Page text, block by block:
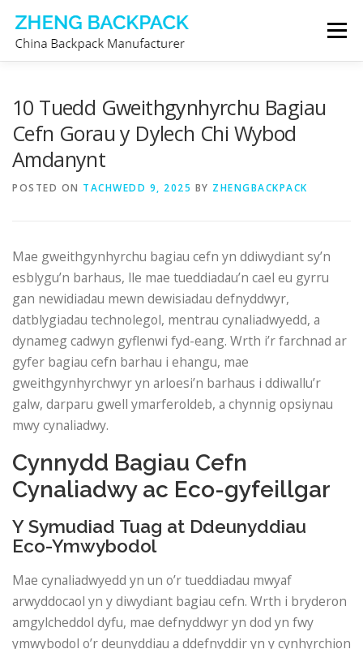
content
Menu
CYSYLLTWCH Â NI
10 Tuedd Gweithgynhyrchu Bagiau
Cefn Gorau y Dylech Chi Wybod
Amdanynt
POSTED ON TACHWEDD 9, 2025 BY ZHENGBACKPACK
Mae gweithgynhyrchu bagiau cefn yn ddiwydiant sy’n
esblygu’n barhaus, lle mae tueddiadau’n cael eu gyrru
gan newidiadau mewn dewisiadau defnyddwyr,
datblygiadau technolegol, mentrau cynaliadwyedd, a
dynameg cadwyn gyflenwi fyd-eang. Wrth i’r farchnad ar
gyfer bagiau cefn barhau i ehangu, mae
gweithgynhyrchwyr yn arloesi’n barhaus i ddiwallu’r
galw, darparu gwell ymarferoldeb, a chynnig opsiynau
mwy cynaliadwy.
Cynnydd Bagiau Cefn
Cynaliadwy ac Eco-gyfeillgar
Y Symudiad Tuag at Ddeunyddiau
Eco-Ymwybodol
Mae cynaliadwyedd yn un o’r tueddiadau mwyaf
arwyddocaol yn y diwydiant bagiau cefn. Wrth i bryderon
amgylcheddol dyfu, mae defnyddwyr yn dod yn fwy
ymwybodol o’r deunyddiau a ddefnyddir yn y cynhyrchion